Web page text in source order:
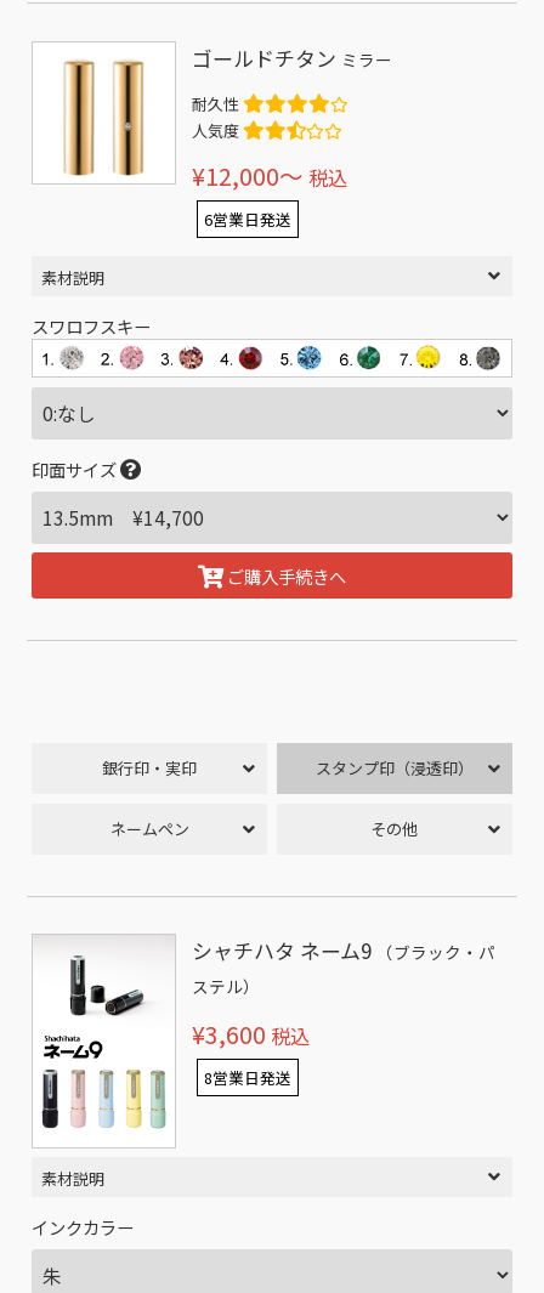
ゴールドチタン ミラー
耐久性
人気度
¥12,000〜 税込
6営業日発送
素材説明
スワロフスキー
印面サイズ
ご購入手続きへ
銀行印・実印 スタンプ印（浸透印）
ネームペン その他
シャチハタ ネーム9
（ブラック・パ
ステル）
¥3,600 税込
8営業日発送
素材説明
インクカラー